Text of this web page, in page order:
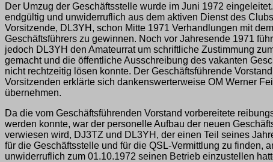
Der Umzug der Geschäftsstelle wurde im Juni 1972
endgültig und unwiderruflich aus dem aktiven Dienst des
Vorsitzende, DL3YH, schon Mitte 1971 Verhandlungen mit
Geschäftsführers zu gewinnen. Noch vor Jahresende 1971
jedoch DL3YH den Amateurrat um schriftliche Zustimmung
gemacht und die öffentliche Ausschreibung des vakanten
nicht rechtzeitig lösen konnte. Der Geschäftsführende
Vorsitzenden erklärte sich dankenswerterweise OM Werner
übernehmen.
Da die vom Geschäftsführenden Vorstand vorbereitete
werden konnte, war der personelle Aufbau der neuen
verwiesen wird, DJ3TZ und DL3YH, der einen Teil seines
für die Geschäftsstelle und für die QSL-Vermittlung zu
unwiderruflich zum 01.10.1972 seinen Betrieb einzustellen